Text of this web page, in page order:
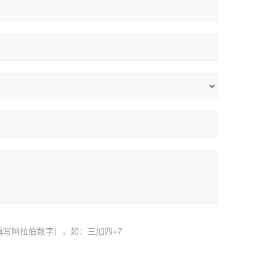
阿拉伯数字），如：三加四=7